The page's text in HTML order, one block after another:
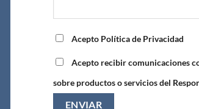
Acepto Política de Privacidad
Acepto recibir comunicaciones
sobre productos o servicios del